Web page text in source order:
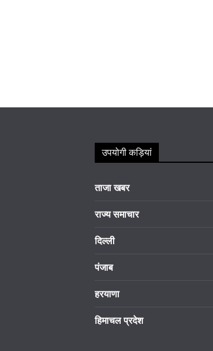
उपयोगी कड़ियां
ताजा खबर
राज्य समाचार
दिल्ली
पंजाब
हरयाणा
हिमाचल प्रदेश